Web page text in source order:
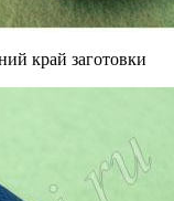
край заготовки